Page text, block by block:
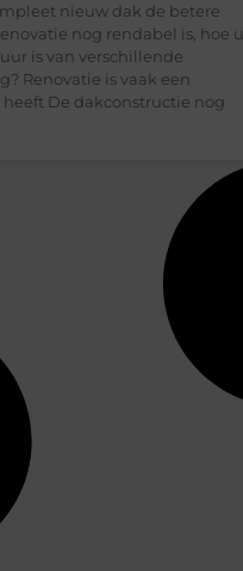
nieuw dak de betere
nog rendabel is, hoe u
is van verschillende
Renovatie is vaak een
De dakconstructie nog